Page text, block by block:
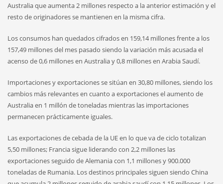
Australia que aumenta 2 millones respecto a la anterior estimación y el
resto de originadores se mantienen en la misma cifra.
Los consumos han quedados cifrados en 159,14 millones frente a los
157,49 millones del mes pasado siendo la variación más acusada el
acenso de 0,6 millones en Australia y 0,8 millones en Arabia Saudí.
Importaciones y exportaciones se sitúan en 30,80 millones, siendo los
cambios más relevantes en cuanto a exportaciones el aumento de
Australia en 1 millón de toneladas mientras las importaciones
permanecen prácticamente iguales.
Las exportaciones de cebada de la UE en lo que va de ciclo totalizan
5,50 millones; Francia sigue liderando con 2,2 millones las
exportaciones seguido de Alemania con 1,1 millones y 900.000
toneladas de Rumania. Los destinos principales siguen siendo China